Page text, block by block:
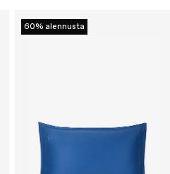
60% alennusta